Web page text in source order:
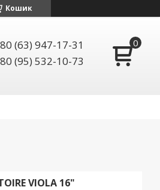
Кошик
(63) 947-17-31
(95) 532-10-73
VIOLA 16"